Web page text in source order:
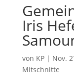
Iris
von KP| Nov.
Mitschnitte